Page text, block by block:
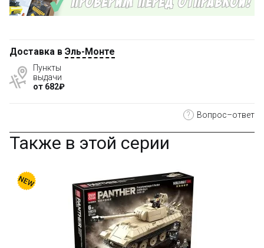
Доставка в Эль-Монте
Пункты
выдачи
от 682₽
? Вопрос–ответ
Также в этой серии